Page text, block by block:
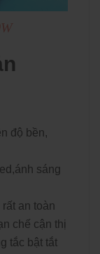
độ bền,
sáng
an toàn
chế cận thị
tắc bật tắt